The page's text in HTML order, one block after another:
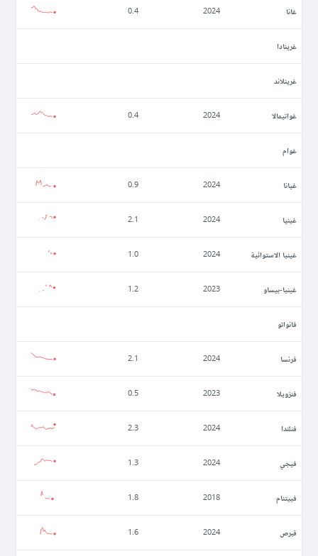
غانا 2024
0.4
غرينادا
غرينلاند
غواتيمالا 2024
0.4
غوام
غيانا 2024
0.9
غينيا 2024
2.1
غينيا الاستوائية 2024
1.0
غينيا-بيساو 2023
1.2
فانواتو
فرنسا 2024
2.1
فنزويلا 2023
0.5
فنلندا 2024
2.3
فيجي 2024
1.3
فييتنام 2018
1.8
قبرص 2024
1.6